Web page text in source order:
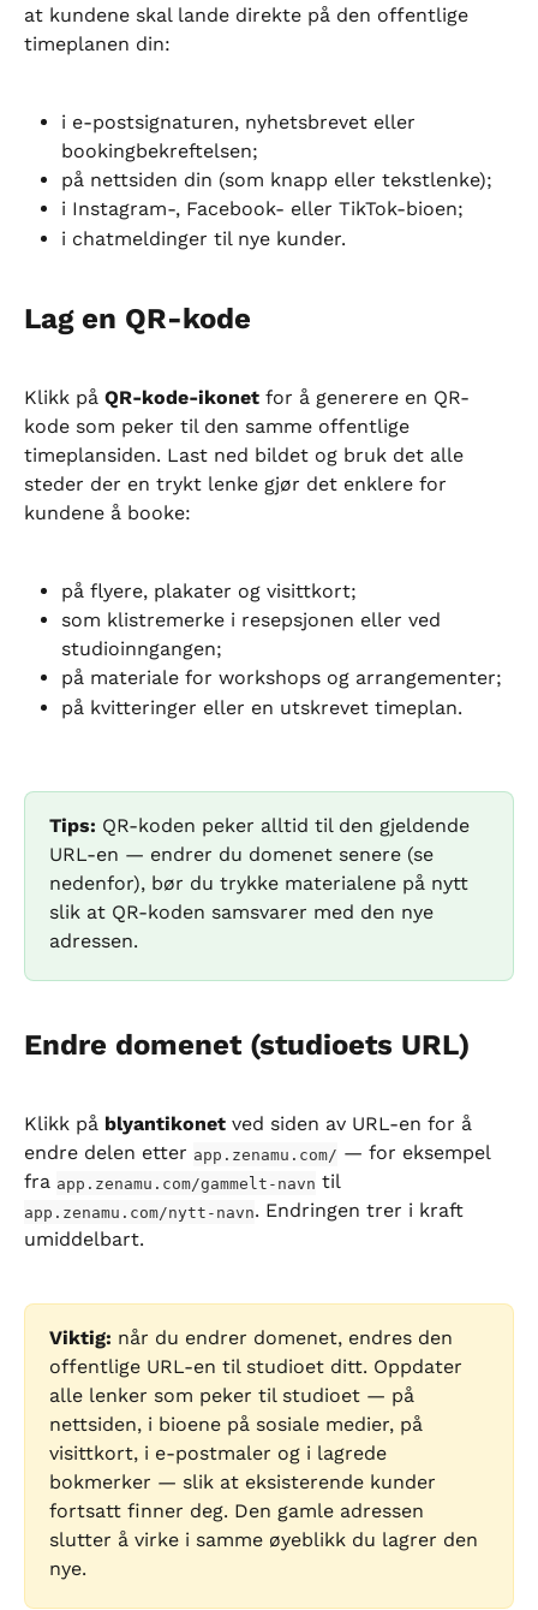
at kundene skal lande direkte på den offentlige
timeplanen din:
i e-postsignaturen, nyhetsbrevet eller
bookingbekreftelsen;
på nettsiden din (som knapp eller tekstlenke);
i Instagram-, Facebook- eller TikTok-bioen;
i chatmeldinger til nye kunder.
Lag en QR-kode
Klikk på QR-kode-ikonet for å generere en QR-
kode som peker til den samme offentlige
timeplansiden. Last ned bildet og bruk det alle
steder der en trykt lenke gjør det enklere for
kundene å booke:
på flyere, plakater og visittkort;
som klistremerke i resepsjonen eller ved
studioinngangen;
på materiale for workshops og arrangementer;
på kvitteringer eller en utskrevet timeplan.
Tips: QR-koden peker alltid til den gjeldende
URL-en — endrer du domenet senere (se
nedenfor), bør du trykke materialene på nytt
slik at QR-koden samsvarer med den nye
adressen.
Endre domenet (studioets URL)
Klikk på blyantikonet ved siden av URL-en for å
endre delen etter app.zenamu.com/ — for eksempel
fra app.zenamu.com/gammelt-navn til
app.zenamu.com/nytt-navn. Endringen trer i kraft
umiddelbart.
Viktig: når du endrer domenet, endres den
offentlige URL-en til studioet ditt. Oppdater
alle lenker som peker til studioet — på
nettsiden, i bioene på sosiale medier, på
visittkort, i e-postmaler og i lagrede
bokmerker — slik at eksisterende kunder
fortsatt finner deg. Den gamle adressen
slutter å virke i samme øyeblikk du lagrer den
nye.